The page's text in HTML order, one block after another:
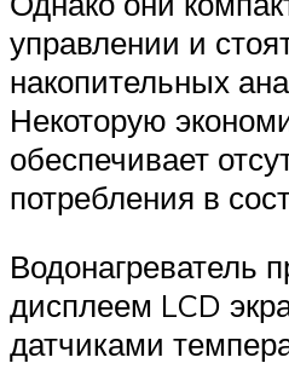
управлении и
накопительных
Некоторую
обеспечивает
потребления в
Водонагреватель
дисплеем LCD
датчиками